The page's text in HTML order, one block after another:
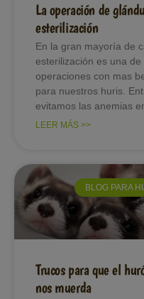
La operación de
esterilización
En la gran mayoría de
esterilización es una de
operaciones con mas
para nuestros huris.
evitamos las anemias
LEER MÁS >>
BLOG PARA
Trucos para que el
nos muerda